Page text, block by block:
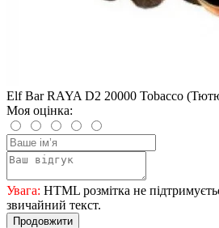
Elf Bar RAYA D2 20000 Tobacco
Моя оцінка:
Увага: HTML розмітка не
звичайний текст.
Продовжити